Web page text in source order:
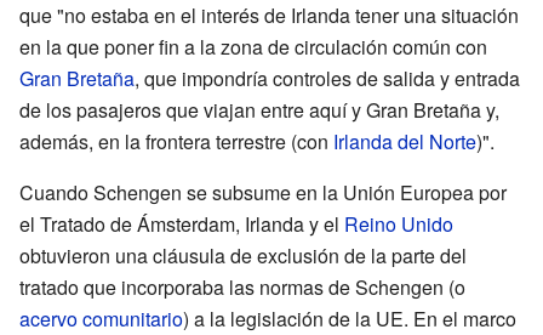
que "no estaba en el interés de Irlanda tener una situación
en la que poner fin a la zona de circulación común con
Gran Bretaña, que impondría controles de salida y entrada
de los pasajeros que viajan entre aquí y Gran Bretaña y,
además, en la frontera terrestre (con Irlanda del Norte)".
Cuando Schengen se subsume en la Unión Europea por
el Tratado de Ámsterdam, Irlanda y el Reino Unido
obtuvieron una cláusula de exclusión de la parte del
tratado que incorporaba las normas de Schengen (o
acervo comunitario) a la legislación de la UE. En el marco